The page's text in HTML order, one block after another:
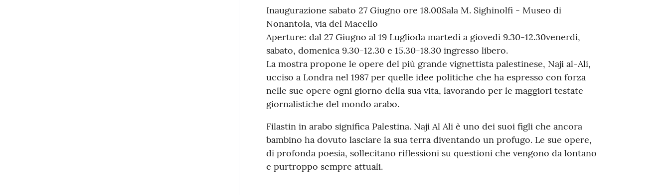
Inaugurazione sabato 27 Giugno ore 18.00Sala M. Sighinolfi - Museo di
Nonantola, via del Macello
Aperture: dal 27 Giugno al 19 Luglioda martedì a giovedì 9.30-12.30venerdì,
sabato, domenica 9.30-12.30 e 15.30-18.30 ingresso libero.
La mostra propone le opere del più grande vignettista palestinese, Naji al-Ali,
ucciso a Londra nel 1987 per quelle idee politiche che ha espresso con forza
nelle sue opere ogni giorno della sua vita, lavorando per le maggiori testate
giornalistiche del mondo arabo.
Filastin in arabo significa Palestina. Naji Al Ali è uno dei suoi figli che ancora
bambino ha dovuto lasciare la sua terra diventando un profugo. Le sue opere,
di profonda poesia, sollecitano riflessioni su questioni che vengono da lontano
e purtroppo sempre attuali.